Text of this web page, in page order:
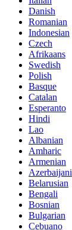
Danish
Romanian
Indonesian
Czech
Afrikaans
Swedish
Polish
Basque
Catalan
Esperanto
Hindi
Lao
Albanian
Amharic
Armenian
Azerbaijani
Belarusian
Bengali
Bosnian
Bulgarian
Cebuano